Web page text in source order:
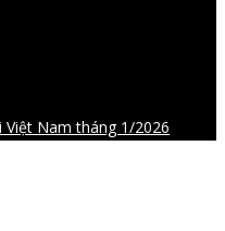
Nam tháng 1/2026